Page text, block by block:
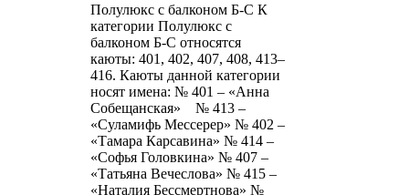
Полулюкс с балконом Б-С К
категории Полулюкс с
балконом Б-С относятся
каюты: 401, 402, 407, 408, 413–
416. Каюты данной категории
носят имена: № 401 – «Анна
Собещанская» № 413 –
«Суламифь Мессерер» № 402 –
«Тамара Карсавина» № 414 –
«Софья Головкина» № 407 –
«Татьяна Вечеслова» № 415 –
«Наталия Бессмертнова» №